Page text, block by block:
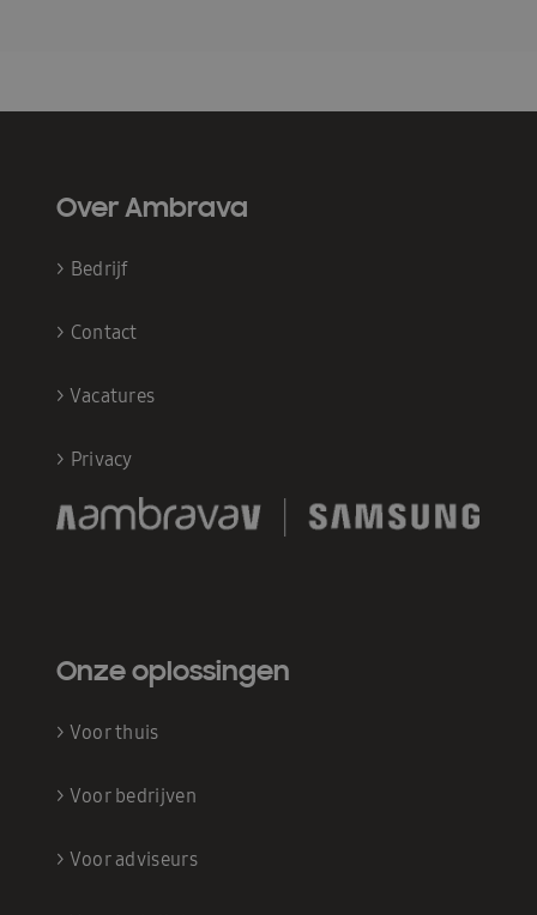
Over Ambrava
> Bedrijf
> Contact
> Vacatures
> Privacy
Onze oplossingen
> Voor thuis
> Voor bedrijven
> Voor adviseurs